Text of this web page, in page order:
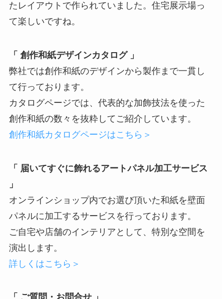
たレイアウトで作られていました。住宅展示場っ
て楽しいですね。
「 創作和紙デザインカタログ 」
弊社では創作和紙のデザインから製作まで一貫し
て行っております。
カタログページでは、代表的な加飾技法を使った
創作和紙の数々を抜粋してご紹介しています。
創作和紙カタログページはこちら＞
「 届いてすぐに飾れるアートパネル加工サービス
」
オンラインショップ内でお選び頂いた和紙を壁面
パネルに加工するサービスを行っております。
ご自宅や店舗のインテリアとして、特別な空間を
演出します。
詳しくはこちら＞